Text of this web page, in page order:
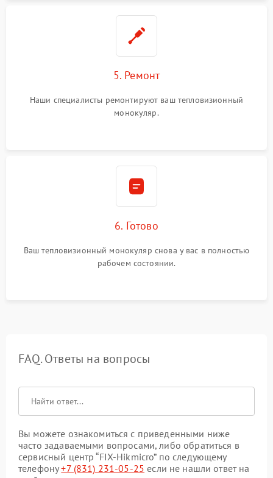
5. Ремонт
Наши специалисты ремонтируют ваш тепловизионный
монокуляр.
6. Готово
Ваш тепловизионный монокуляр снова у вас в полностью
рабочем состоянии.
FAQ. Ответы на вопросы
Вы можете ознакомиться с приведенными ниже
часто задаваемыми вопросами, либо обратиться в
сервисный центр “FIX-Hikmicro” по следующему
телефону+7 (831) 231-05-25 если не нашли ответ на